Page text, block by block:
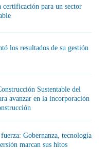
para un sector
los resultados de su gestión
Sustentable del
avanzar en la incorporación
Gobernanza, tecnología
marcan sus hitos